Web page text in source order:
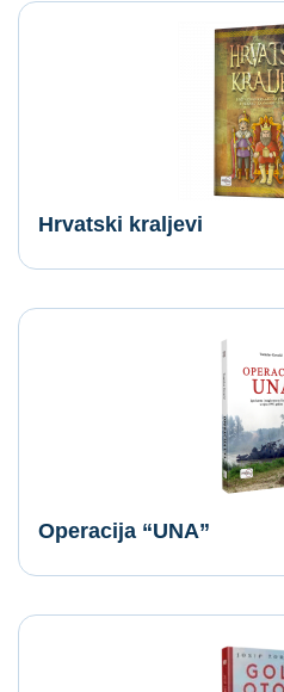
Hrvatski kraljevi
Operacija “UNA”